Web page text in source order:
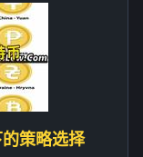
策略选择